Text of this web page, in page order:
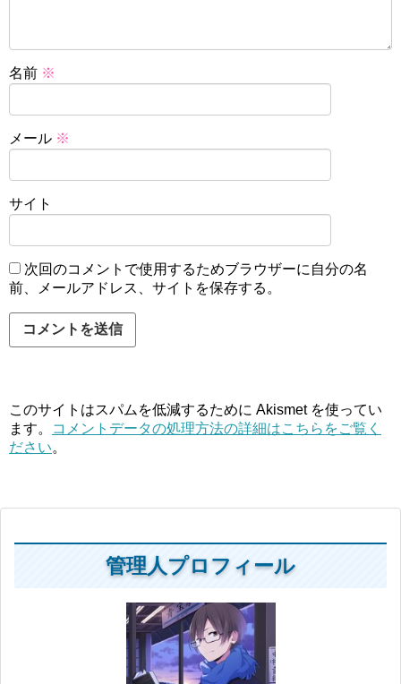
名前 ※
メール ※
サイト
次回のコメントで使用するためブラウザーに自分の名
前、メールアドレス、サイトを保存する。
このサイトはスパムを低減するために Akismet を使ってい
ます。
コメントデータの処理方法の詳細はこちらをご覧く
ださい。
管理人プロフィール